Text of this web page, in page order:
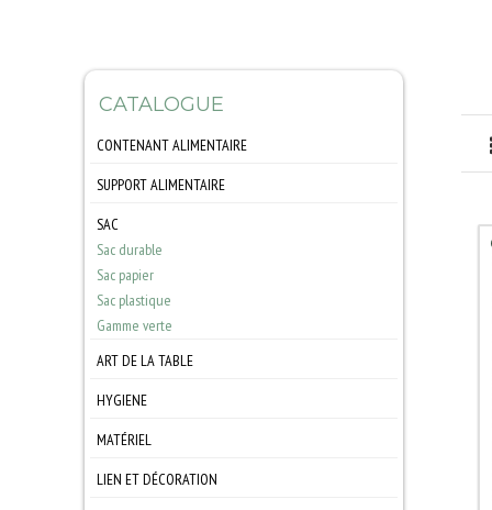
CATALOGUE
CONTENANT ALIMENTAIRE
Boite
Bol
Corbeille
Pot
Gamme verte
SUPPORT ALIMENTAIRE
Papier
Support cartonné
Autres
Gamme verte
SAC
Sac durable
Sac papier
Sac plastique
Gamme verte
ART DE LA TABLE
Vaisselle
Gamme verte
HYGIENE
Essuyage
Entretien
MATÉRIEL
Ustensile
LIEN ET DÉCORATION